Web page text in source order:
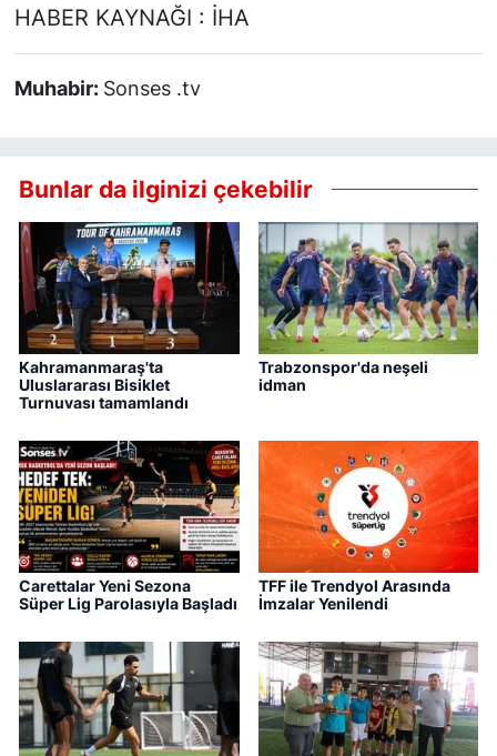
HABER KAYNAĞI : İHA
Muhabir: Sonses .tv
Bunlar da ilginizi çekebilir
Kahramanmaraş'ta
Uluslararası Bisiklet
Turnuvası tamamlandı
Trabzonspor'da neşeli
idman
Carettalar Yeni Sezona
Süper Lig Parolasıyla Başladı
TFF ile Trendyol Arasında
İmzalar Yenilendi